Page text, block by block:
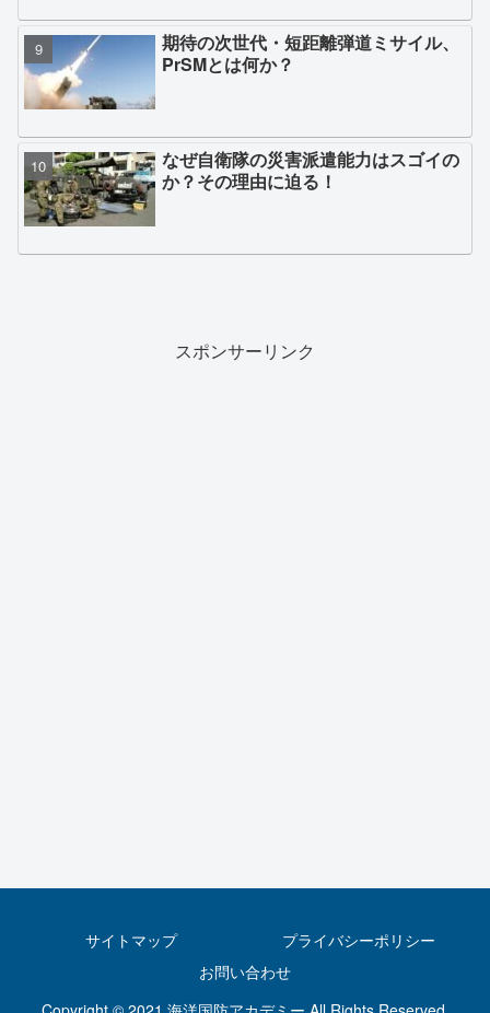
期待の次世代・短距離弾道ミサイル、
PrSMとは何か？
なぜ自衛隊の災害派遣能力はスゴイの
か？その理由に迫る！
スポンサーリンク
サイトマップ
プライバシーポリシー
お問い合わせ